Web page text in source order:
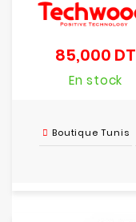
85,000 DT
En stock
Boutique Tunis